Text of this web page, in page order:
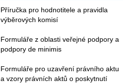
Příručka pro hodnotitele a pravidla
výběrových komisí
Formuláře z oblasti veřejné podpory a
podpory de minimis
Formuláře pro uzavření právního aktu
a vzory právních aktů o poskytnutí